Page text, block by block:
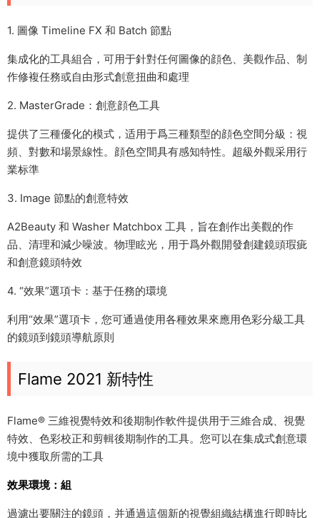
1. 圖像 Timeline FX 和 Batch 節點
集成化的工具組合，可用于針對任何圖像的顔色、美觀作品、制
作修複任務或自由形式創意扭曲和處理
2. MasterGrade：創意顔色工具
提供了三種優化的模式，适用于爲三種類型的顔色空間分級：視
頻、對數和場景線性。顔色空間具有感知特性。超級外觀采用行
業标準
3. Image 節點的創意特效
A2Beauty 和 Washer Matchbox 工具，旨在創作出美觀的作
品、清理和減少噪波。物理眩光，用于爲外觀開發創建鏡頭瑕疵
和創意鏡頭特效
4. “效果”選項卡：基于任務的環境
利用“效果”選項卡，您可通過使用各種效果來應用色彩分級工具
的鏡頭到鏡頭導航原則
Flame 2021 新特性
Flame® 三維視覺特效和後期制作軟件提供用于三維合成、視覺
特效、色彩校正和剪輯後期制作的工具。您可以在集成式創意環
境中獲取所需的工具
效果環境：組
過濾出要關注的鏡頭，并通過這個新的視覺組織結構進行即時比